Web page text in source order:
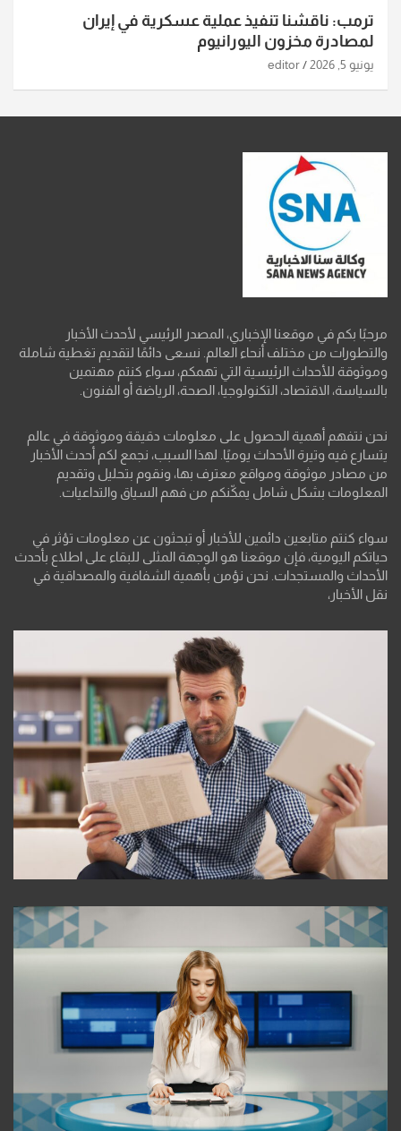
ترمب: ناقشنا تنفيذ عملية عسكرية في إيران
لمصادرة مخزون اليورانيوم
يونيو 5, 2026 editor
مرحبًا بكم في موقعنا الإخباري، المصدر الرئيسي لأحدث الأخبار
والتطورات من مختلف أنحاء العالم. نسعى دائمًا لتقديم تغطية شاملة
وموثوقة للأحداث الرئيسية التي تهمكم، سواء كنتم مهتمين
بالسياسة، الاقتصاد، التكنولوجيا، الصحة، الرياضة أو الفنون.
نحن نتفهم أهمية الحصول على معلومات دقيقة وموثوقة في عالم
يتسارع فيه وتيرة الأحداث يوميًا. لهذا السبب، نجمع لكم أحدث الأخبار
من مصادر موثوقة ومواقع معترف بها، ونقوم بتحليل وتقديم
المعلومات بشكل شامل يمكّنكم من فهم السياق والتداعيات.
سواء كنتم متابعين دائمين للأخبار أو تبحثون عن معلومات تؤثر في
حياتكم اليومية، فإن موقعنا هو الوجهة المثلى للبقاء على اطلاع بأحدث
الأحداث والمستجدات. نحن نؤمن بأهمية الشفافية والمصداقية في
نقل الأخبار،